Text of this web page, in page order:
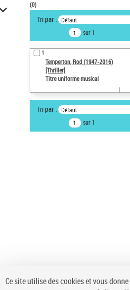
VOTRE RECHERCHE
Recherche avancée dans les
notices d’autorité
Œuvres liées à l'auteur :
Temperton, Rod (1947-2016)
Auteur d’œuvre
Type de notice d'autorité
Titre uniforme musical
Statut de la notice d’autorité
(0)
Tri par : Défaut
sur 1
1
Temperton, Rod (1947-2016)
[Thriller]
Titre uniforme musical
Tri par : Défaut
sur 1
Ce site utilise des cookies et vous